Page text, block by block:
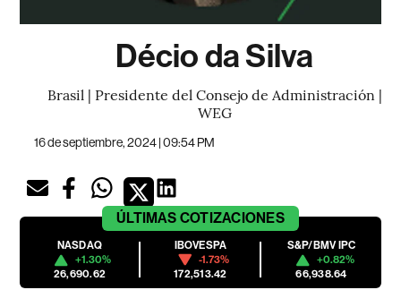
Décio da Silva
Brasil | Presidente del Consejo de Administración |
WEG
16 de septiembre, 2024 | 09:54 PM
ÚLTIMAS COTIZACIONES
NASDAQ
+1.30%
26,690.62
IBOVESPA
-1.73%
172,513.42
S&P/BMV IPC
+0.82%
66,938.64